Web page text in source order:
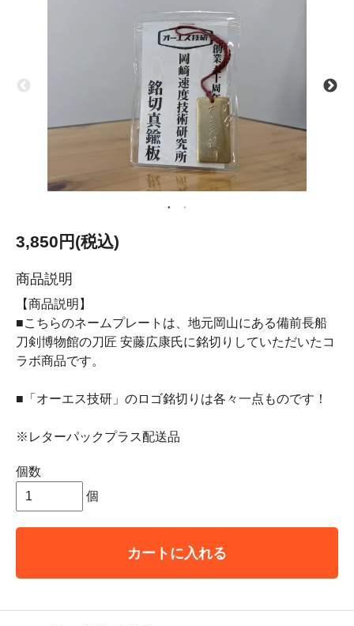
3,850円(税込)
商品説明
【商品説明】
■こちらのネームプレートは、地元岡山にある備前長船
刀剣博物館の刀匠 安藤広康氏に銘切りしていただいたコ
ラボ商品です。
■「オーエス技研」のロゴ銘切りは各々一点ものです！
※レターパックプラス配送品
個数
個
カートに入れる